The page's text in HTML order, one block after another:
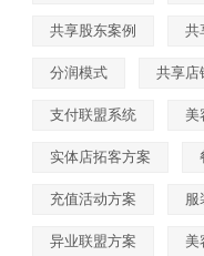
共享股东案例 共
分润模式 共享店
支付联盟系统 美
实体店拓客方案
充值活动方案 服
异业联盟方案 美